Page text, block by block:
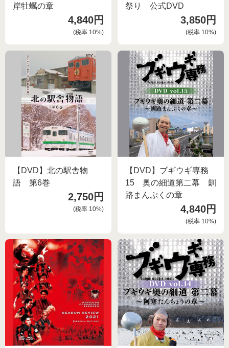
岸牡蠣の章
4,840円
(税率 10%)
祭り 公式DVD
3,850円
(税率 10%)
【DVD】北の駅舎物
語 第6巻
2,750円
(税率 10%)
【DVD】ブギウギ専務
15 奥の細道第二幕 釧
路まんぷくの章
4,840円
(税率 10%)